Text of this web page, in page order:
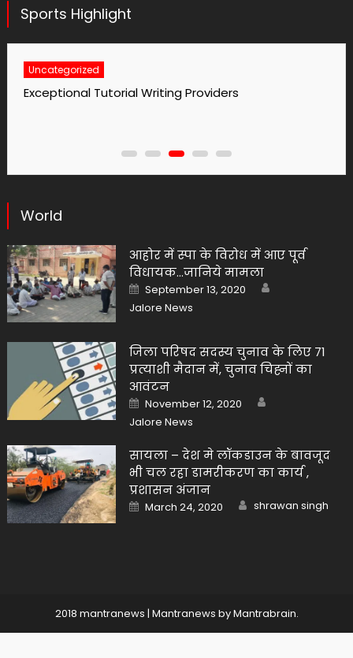
Sports Highlight
Uncategorized
Exceptional Tutorial Writing Providers
World
आहोर में स्पा के विरोध में आए पूर्व
विधायक…जानिये मामला
Posted
on
September 13, 2020
Jalore News
जिला परिषद सदस्य चुनाव के लिए 71
प्रत्याशी मैदान में, चुनाव चिह्नों का
आवंटन
Posted
on
November 12, 2020
Jalore News
सायला – देश मे लॉकडाउन के बावजूद
भी चल रहा डामरीकरण का कार्य ,
प्रशासन अंजान
Posted
on
March 24, 2020 Author
shrawan singh
2018 mantranews | Mantranews byMantrabrain.